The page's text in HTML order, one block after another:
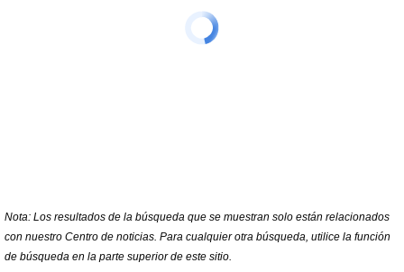
Nota: Los resultados de la búsqueda que se muestran solo están relacionados
con nuestro Centro de noticias. Para cualquier otra búsqueda, utilice la función
de búsqueda en la parte superior de este sitio.